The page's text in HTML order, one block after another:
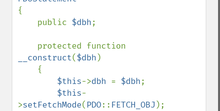
{
    public
$dbh;
__construct($dbh )
$this->dbh = $dbh;
$this-
>setFetchMode( PDO:: FETCH_OBJ );